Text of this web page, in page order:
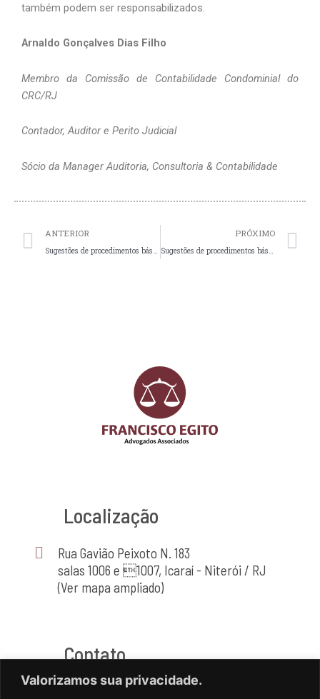
Valorizamos sua privacidade.
também podem ser responsabilizados.
Arnaldo Gonçalves Dias Filho
Membro da Comissão de Contabilidade Condominial do
CRC/RJ
Contador, Auditor e Perito Judicial
Sócio da Manager Auditoria, Consultoria & Contabilidade
Prev
ANTERIOR PRÓXIMO
Localização
Rua Gavião Peixoto N. 183
salas 1006 e 1007, Icaraí - Niterói / RJ
(Ver mapa ampliado)
Contato
(21) 2714-4464